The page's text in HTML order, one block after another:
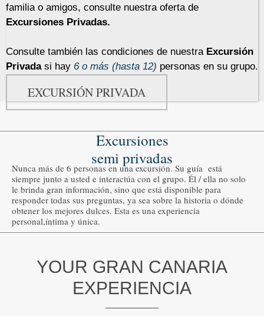
familia o amigos, consulte nuestra oferta de
Excursiones Privadas.
Consulte también las condiciones de nuestra Excursión
Privadasi hay 6 o más (hasta 12) personas en su grupo.
EXCURSIÓN PRIVADA
Excursiones
semi privadas
Nunca más de 6 personas en una excursión. Su guía está
siempre junto a usted e interactúa con el grupo. Él / ella no solo
le brinda gran información, sino que está disponible para
responder todas sus preguntas, ya sea sobre la historia o dónde
obtener los mejores dulces. Esta es una experiencia
personal,íntima y única.
YOUR GRAN CANARIA
EXPERIENCIA